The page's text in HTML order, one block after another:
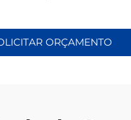
ORÇAMENTO